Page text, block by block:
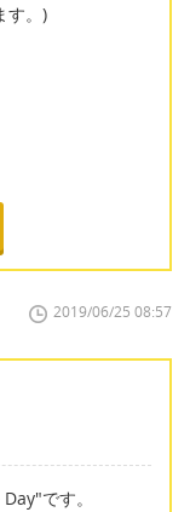
す。)
2019/06/25 08:57
です。